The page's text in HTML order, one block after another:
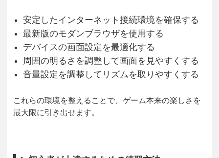
安定したインターネット接続環境を確保する
最新版のモダンブラウザを使用する
デバイスの画面設定を最適化する
周囲の明るさを調整して画面を見やすくする
音量設定を調整してリズムを取りやすくする
これらの環境を整えることで、ゲーム本来の楽しさを
最大限に引き出せます。